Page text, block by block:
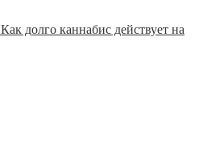
Как долго каннабис действует на